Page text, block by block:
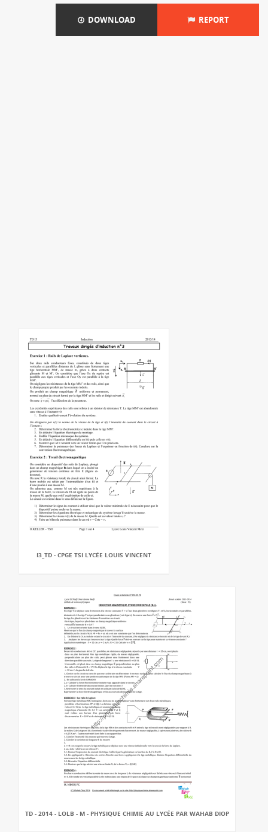
DOWNLOAD REPORT
I3_TD - CPGE TSI LYCÉE LOUIS VINCENT
TD - 2014 - LOLB - M - PHYSIQUE CHIMIE AU LYCÉE PAR WAHAB DIOP